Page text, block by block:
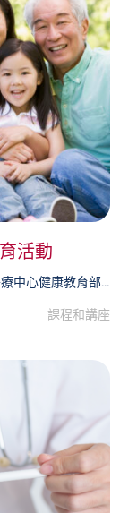
活動
中心健康教育部...
課程和講座